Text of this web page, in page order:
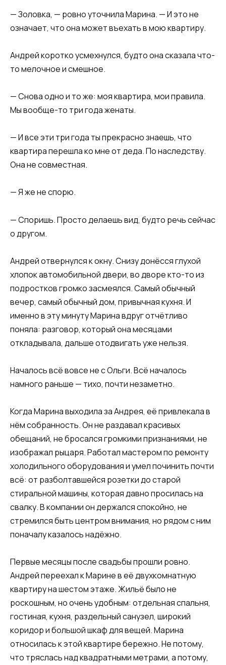
— Золовка, — ровно уточнила Марина. — И это не
означает, что она может въехать в мою квартиру.
Андрей коротко усмехнулся, будто она сказала что-
то мелочное и смешное.
— Снова одно и то же: моя квартира, мои правила.
Мы вообще-то три года женаты.
— И все эти три года ты прекрасно знаешь, что
квартира перешла ко мне от деда. По наследству.
Она не совместная.
— Я же не спорю.
— Споришь. Просто делаешь вид, будто речь сейчас
о другом.
Андрей отвернулся к окну. Снизу донёсся глухой
хлопок автомобильной двери, во дворе кто-то из
подростков громко засмеялся. Самый обычный
вечер, самый обычный дом, привычная кухня. И
именно в эту минуту Марина вдруг отчётливо
поняла: разговор, который она месяцами
откладывала, дальше отодвигать уже нельзя.
Началось всё вовсе не с Ольги. Всё началось
намного раньше — тихо, почти незаметно.
Когда Марина выходила за Андрея, её привлекала в
нём собранность. Он не раздавал красивых
обещаний, не бросался громкими признаниями, не
изображал рыцаря. Работал мастером по ремонту
холодильного оборудования и умел починить почти
всё: от разболтавшейся розетки до старой
стиральной машины, которая давно просилась на
свалку. В компании он держался спокойно, не
стремился быть центром внимания, но рядом с ним
поначалу казалось надёжно.
Первые месяцы после свадьбы прошли ровно.
Андрей переехал к Марине в её двухкомнатную
квартиру на шестом этаже. Жильё было не
роскошным, но очень удобным: отдельная спальня,
гостиная, кухня, раздельный санузел, широкий
коридор и большой шкаф для вещей. Марина
относилась к этой квартире бережно. Не потому,
что тряслась над квадратными метрами, а потому,